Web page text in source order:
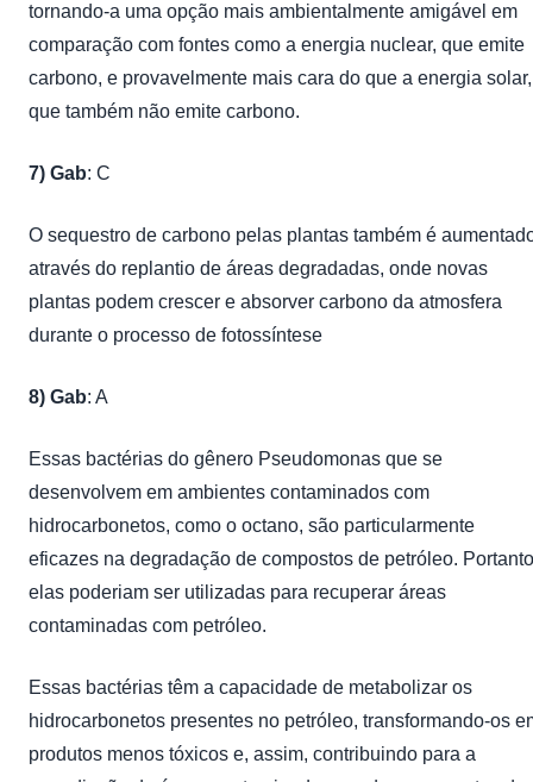
tornando-a uma opção mais ambientalmente amigável em
comparação com fontes como a energia nuclear, que emite
carbono, e provavelmente mais cara do que a energia solar,
que também não emite carbono.
7) Gab: C
O sequestro de carbono pelas plantas também é
através do replantio de áreas degradadas, onde novas
plantas podem crescer e absorver carbono da atmosfera
durante o processo de fotossíntese
8) Gab: A
Essas bactérias do gênero Pseudomonas que se
desenvolvem em ambientes contaminados com
hidrocarbonetos, como o octano, são particularmente
eficazes na degradação de compostos de petróleo.
elas poderiam ser utilizadas para recuperar áreas
contaminadas com petróleo.
Essas bactérias têm a capacidade de metabolizar os
hidrocarbonetos presentes no petróleo, transformando-os
produtos menos tóxicos e, assim, contribuindo para a